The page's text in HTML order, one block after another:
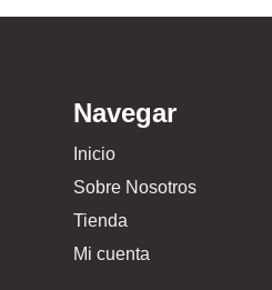
Navegar
Inicio
Sobre Nosotros
Tienda
Mi cuenta